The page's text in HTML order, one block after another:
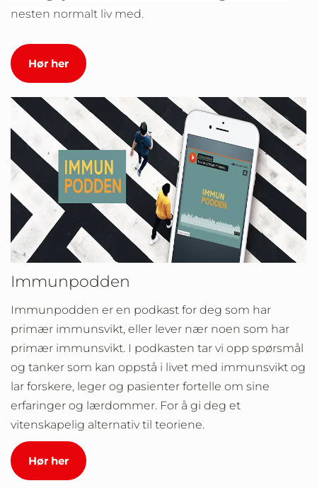
nesten normalt liv med.
Hør her
Immunpodden
Immunpodden er en podkast for deg som har
primær immunsvikt, eller lever nær noen som har
primær immunsvikt. I podkasten tar vi opp spørsmål
og tanker som kan oppstå i livet med immunsvikt og
lar forskere, leger og pasienter fortelle om sine
erfaringer og lærdommer. For å gi deg et
vitenskapelig alternativ til teoriene.
Hør her